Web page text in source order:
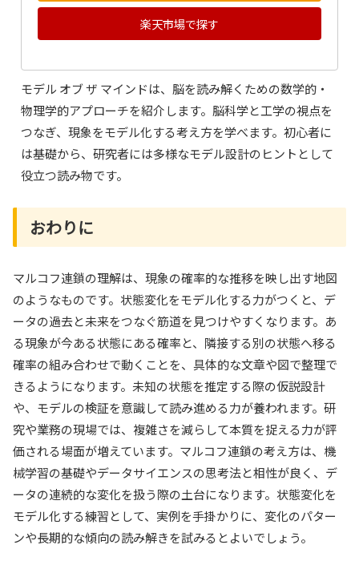
楽天市場で探す
モデル オブ ザ マインドは、脳を読み解くための数学的・
物理学的アプローチを紹介します。脳科学と工学の視点を
つなぎ、現象をモデル化する考え方を学べます。初心者に
は基礎から、研究者には多様なモデル設計のヒントとして
役立つ読み物です。
おわりに
マルコフ連鎖の理解は、現象の確率的な推移を映し出す地図
のようなものです。状態変化をモデル化する力がつくと、デ
ータの過去と未来をつなぐ筋道を見つけやすくなります。あ
る現象が今ある状態にある確率と、隣接する別の状態へ移る
確率の組み合わせで動くことを、具体的な文章や図で整理で
きるようになります。未知の状態を推定する際の仮説設計
や、モデルの検証を意識して読み進める力が養われます。研
究や業務の現場では、複雑さを減らして本質を捉える力が評
価される場面が増えています。マルコフ連鎖の考え方は、機
械学習の基礎やデータサイエンスの思考法と相性が良く、デ
ータの連続的な変化を扱う際の土台になります。状態変化を
モデル化する練習として、実例を手掛かりに、変化のパター
ンや長期的な傾向の読み解きを試みるとよいでしょう。